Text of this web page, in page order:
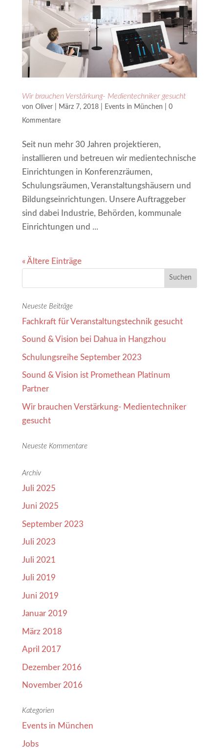
Wir brauchen Verstärkung- Medientechniker gesucht
von Oliver| März 7, 2018| Events in München
0
Kommentare
Seit nun mehr 30 Jahren projektieren,
installieren und betreuen wir medientechnische
Einrichtungen in Konferenzräumen,
Schulungsräumen, Veranstaltungshäusern und
Bildungseinrichtungen. Unsere Auftraggeber
sind dabei Industrie, Behörden, kommunale
Einrichtungen und ...
« Ältere Einträge
Neueste Beiträge
Fachkraft für Veranstaltungstechnik gesucht
Sound & Vision bei Dahua in Hangzhou
Schulungsreihe September 2023
Sound & Vision ist Promethean Platinum
Partner
Wir brauchen Verstärkung- Medientechniker
gesucht
Neueste Kommentare
Archiv
Juli 2025
Juni 2025
September 2023
Juli 2023
Juli 2021
Juli 2019
Juni 2019
Januar 2019
März 2018
April 2017
Dezember 2016
November 2016
Kategorien
Events in München
Jobs